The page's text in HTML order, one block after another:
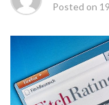
Posted on